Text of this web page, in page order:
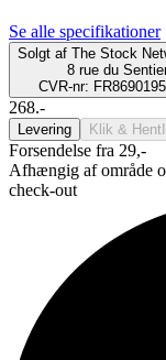
Se alle specifikationer
Solgt af The Stock
8 rue du
CVR-nr:
268.-
Levering Klik & Hent
Forsendelse fra 29,-
Afhængig af område
check-out